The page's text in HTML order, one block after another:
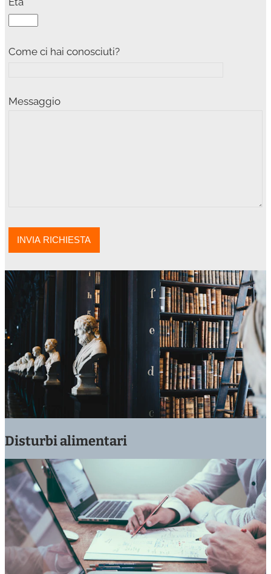
Come ci hai conosciuti?
Messaggio
Disturbi alimentari